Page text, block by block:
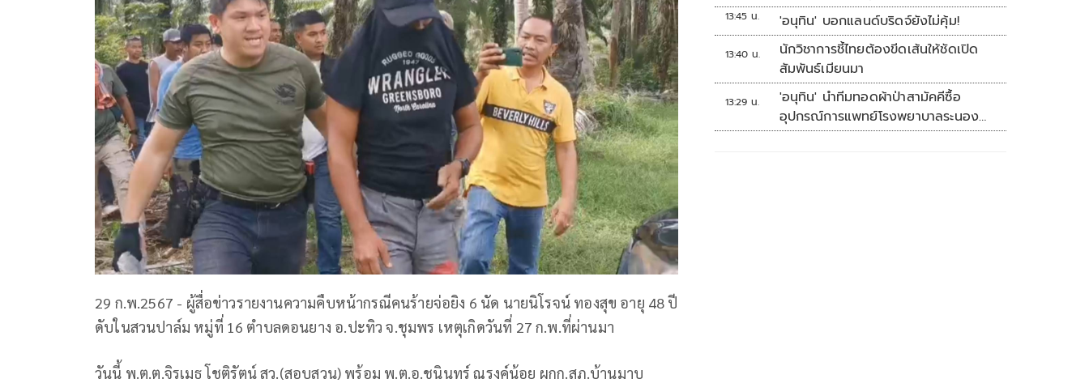
29 ก.พ.2567 - ผู้สื่อข่าวรายงานความคืบหน้ากรณีคนร้ายจ่อยิง 6 นัด นายนิโรจน์ ทองสุข อายุ 48 ปี
ดับในสวนปาล์ม หมู่ที่ 16 ตำบลดอนยาง อ.ปะทิว จ.ชุมพร เหตุเกิดวันที่ 27 ก.พ.ที่ผ่านมา
วันนี้ พ.ต.ต.จิรเมธ โชติรัตน์ สว.(สอบสวน) พร้อม พ.ต.อ.ชนินทร์ ณรงค์น้อย ผกก.สภ.บ้านมาบ
2 ปี
13:45 น. 'อนุทิน' บอกแลนด์บริดจ์ยังไม่คุ้ม!
13:40 น.
นักวิชาการชี้ไทยต้องขีดเส้นให้ชัดเปิด
สัมพันธ์เมียนมา
13:29 น.
'อนุทิน' นำทีมทอดผ้าป่าสามัคคีซื้อ
อุปกรณ์การแพทย์โรงพยาบาลระนอง
ยอดเงินทำบุญ 20 ล้านบาท